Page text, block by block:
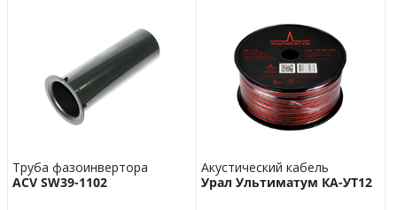
Труба фазоинвертора
ACV SW39-1102
Акустический кабель
Урал Ультиматум КА-УT12